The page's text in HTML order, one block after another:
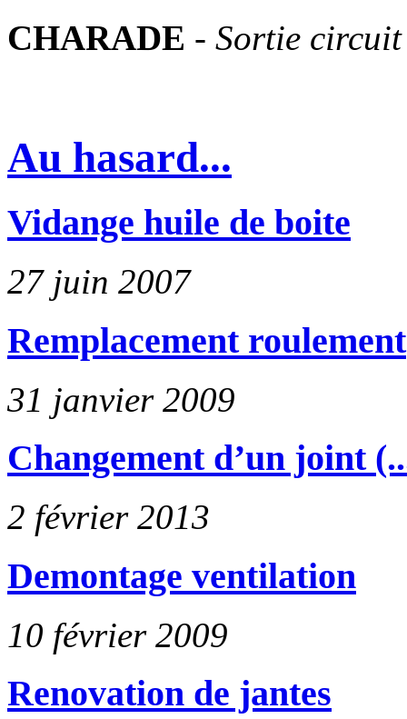
CHARADE - Sortie circuit
Au hasard...
Vidange huile de boite
27 juin 2007
Remplacement roulement
31 janvier 2009
Changement d’un joint
2 février 2013
Demontage ventilation
10 février 2009
Renovation de jantes